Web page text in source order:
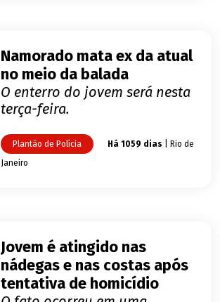
Namorado mata ex da atual
no meio da balada
O enterro do jovem será nesta
terça-feira.
Plantão de Polícia Há 1059 dias | Rio de
Janeiro
Jovem é atingido nas
nádegas e nas costas após
tentativa de homicídio